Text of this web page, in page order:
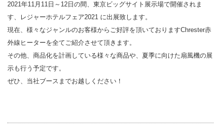
2021年11月11日～12日の間、東京ビッグサイト展示場で開催されま
す、レジャーホテルフェア2021 に出展致します。
現在、様々なジャンルのお客様からご好評を頂いておりますChrester赤
外線ヒーターを全てご紹介させて頂きます。
その他、商品化を計画している様々な商品や、夏季に向けた扇風機の展
示も行う予定です。
ぜひ、当社ブースまでお越しください！